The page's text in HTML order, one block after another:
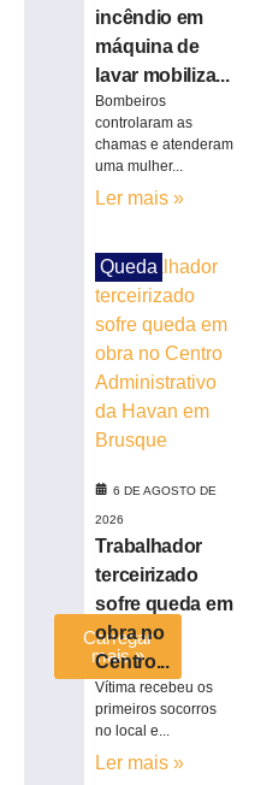
Homem volta a ser preso por
que safra de inverno 2024/2025 deve
Bruscão
trabalha
olho
próximo
adversário
Brasileiro
Série
agosto
mais
Carregar
mais »
incêndio em
máquina de
lavar mobiliza...
Bombeiros
controlaram as
chamas e atenderam
uma mulher...
Ler mais »
Queda
6 DE AGOSTO DE
2026
Trabalhador
terceirizado
sofre queda em
obra no
Centro...
Vítima recebeu os
primeiros socorros
no local e...
Ler mais »